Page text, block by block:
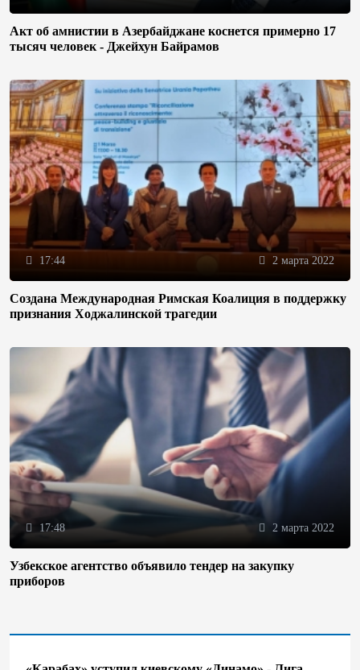
Акт об амнистии в Азербайджане коснется примерно 17
тысяч человек - Джейхун Байрамов
17:44 2 марта 2022
Создана Международная Римская Коалиция в поддержку
признания Ходжалинской трагедии
17:48 2 марта 2022
Узбекское агентство объявило тендер на закупку
приборов